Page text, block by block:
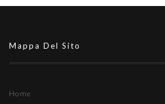
Mappa Del Sito
Home